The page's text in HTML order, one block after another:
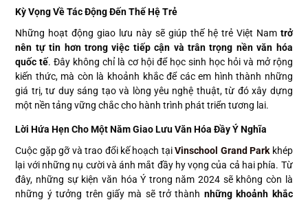
Kỳ Vọng Về Tác Động Đến Thế Hệ Trẻ
Những hoạt động giao lưu này sẽ giúp thế hệ trẻ Việt Nam trở
nên tự tin hơn trong việc tiếp cận và trân trọng nền văn hóa
quốc tế. Đây không chỉ là cơ hội để học sinh học hỏi và mở rộng
kiến thức, mà còn là khoảnh khắc để các em hình thành những
giá trị, tư duy sáng tạo và lòng yêu nghệ thuật, từ đó xây dựng
một nền tảng vững chắc cho hành trình phát triển tương lai.
Lời Hứa Hẹn Cho Một Năm Giao Lưu Văn Hóa Đầy Ý Nghĩa
Cuộc gặp gỡ và trao đổi kế hoạch tạiVinschool Grand Park khép
lại với những nụ cười và ánh mắt đầy hy vọng của cả hai phía. Từ
đây, những sự kiện văn hóa Ý trong năm 2024 sẽ không còn là
những ý tưởng trên giấy mà sẽ trở thành những khoảnh khắc